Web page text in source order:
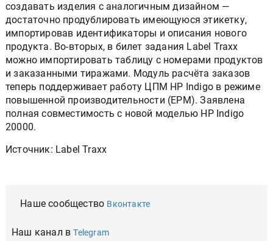
создавать изделия с аналогичным дизайном —
достаточно продублировать имеющуюся этикетку,
импортировав идентификаторы и описания нового
продукта. Во-вторых, в билет задания Label Traxx
можно импортировать таблицу с номерами продуктов
и заказанными тиражами. Модуль расчёта заказов
теперь поддерживает работу ЦПМ HP Indigo в режиме
повышенной производительности (EPM). Заявлена
полная совместимость с новой моделью HP Indigo
20000.
Источник: Label Traxx
Наше сообщество Вконтакте
Наш канал вTelegram